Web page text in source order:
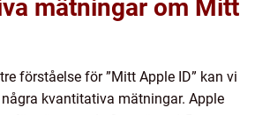
mätningar om Mitt
förståelse för ”Mitt Apple ID” kan vi
kvantitativa mätningar. Apple